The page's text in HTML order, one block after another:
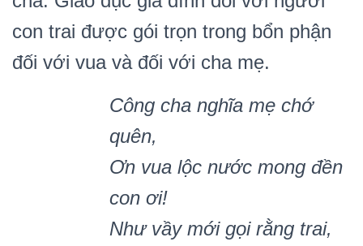
con trai được gói trọn trong bổn phận
đối với vua và đối với cha mẹ.
Công cha nghĩa mẹ chớ
quên,
Ơn vua lộc nước mong đền
con ơi!
Như vầy mới gọi rằng trai,